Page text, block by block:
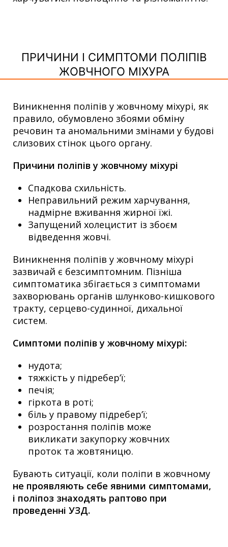
ПРИЧИНИ І СИМПТОМИ ПОЛІПІВ
ЖОВЧНОГО МІХУРА
Виникнення поліпів у жовчному міхурі, як
правило, обумовлено збоями обміну
речовин та аномальними змінами у будові
слизових стінок цього органу.
Причини поліпів у жовчному міхурі
Спадкова схильність.
Неправильний режим харчування,
надмірне вживання жирної їжі.
Запущений холецистит із збоєм
відведення жовчі.
Виникнення поліпів у жовчному міхурі
зазвичай є безсимптомним. Пізніша
симптоматика збігається з симптомами
захворювань органів шлунково-кишкового
тракту, серцево-судинної, дихальної
систем.
Симптоми поліпів у жовчному міхурі:
нудота;
тяжкість у підребер’ї;
печія;
гіркота в роті;
біль у правому підребер’ї;
розростання поліпів може
викликати закупорку жовчних
проток та жовтяницю.
Бувають ситуації, коли поліпи в жовчному
не проявляють себе явними симптомами,
і поліпоз знаходять раптово при
проведенні УЗД.